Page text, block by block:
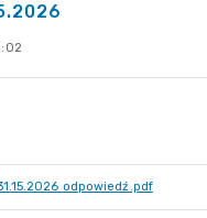
odpowiedź.pdf